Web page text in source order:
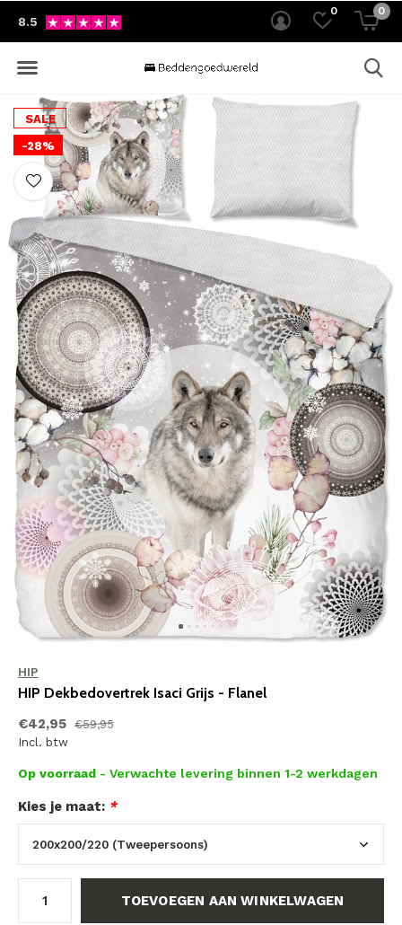
0 0
8.5
SALE
-28%
HIP
HIP Dekbedovertrek Isaci Grijs - Flanel
€42,95 €59,95
Incl. btw
Op voorraad - Verwachte levering binnen 1-2 werkdagen
Kies je maat: *
TOEVOEGEN AAN WINKELWAGEN